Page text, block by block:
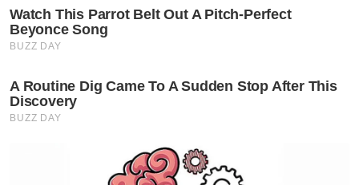
berlaku?